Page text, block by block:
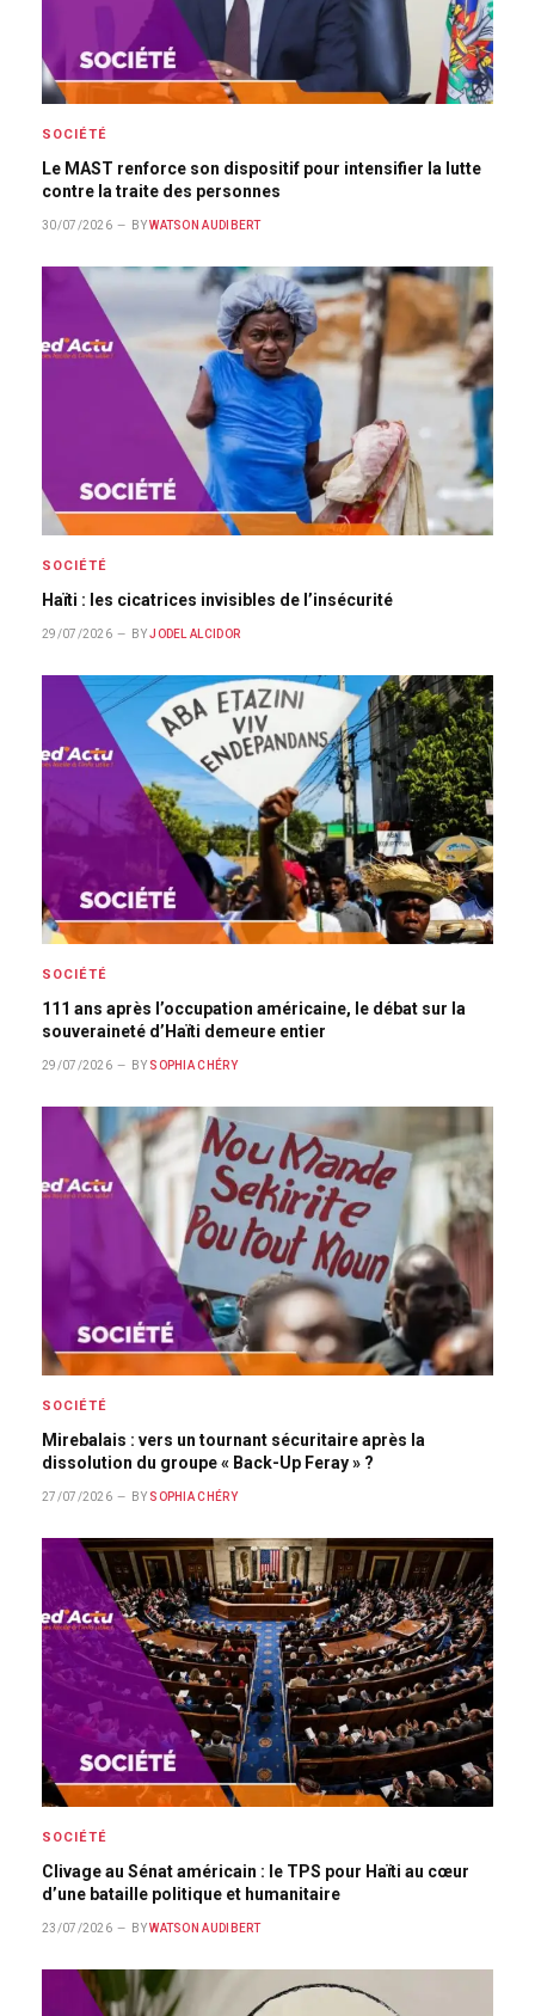
SOCIÉTÉ
Le MAST renforce son dispositif pour intensifier la lutte
contre la traite des personnes
30/07/2026 BY WATSON AUDIBERT
SOCIÉTÉ
Haïti : les cicatrices invisibles de l’insécurité
29/07/2026 BY JODEL ALCIDOR
SOCIÉTÉ
111 ans après l’occupation américaine, le débat sur la
souveraineté d’Haïti demeure entier
29/07/2026 BY SOPHIA CHÉRY
SOCIÉTÉ
Mirebalais : vers un tournant sécuritaire après la
dissolution du groupe « Back-Up Feray » ?
27/07/2026 BY SOPHIA CHÉRY
SOCIÉTÉ
Clivage au Sénat américain : le TPS pour Haïti au cœur
d’une bataille politique et humanitaire
23/07/2026 BY WATSON AUDIBERT